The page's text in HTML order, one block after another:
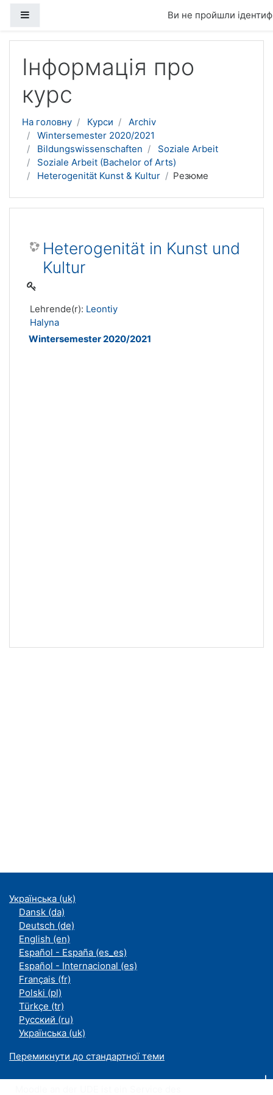
Ви не пройшли
Інформація про
курс
На головну Курси
Archiv
Wintersemester 2020/2021
Bildungswissenschaften
Soziale Arbeit
Soziale Arbeit (Bachelor of Arts)
Heterogenität Kunst & Kultur
Резюме
Heterogenität in Kunst und
Kultur
Lehrende(r): Leontiy
Halyna
Wintersemester 2020/2021
Українська ‎(uk)‎
Dansk ‎(da)‎
Deutsch ‎(de)‎
English ‎(en)‎
Español - España ‎(es_es)‎
Español - Internacional ‎(es)‎
Français ‎(fr)‎
Polski ‎(pl)‎
Türkçe ‎(tr)‎
Русский ‎(ru)‎
Українська ‎(uk)‎
Перемикнути до стандартної теми